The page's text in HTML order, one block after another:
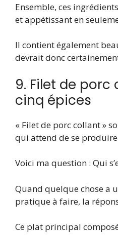
Ensemble, ces
et appétissant en
Il contient également
devrait donc
9. Filet de porc
cinq épices
« Filet de porc collant »
qui attend de se
Voici ma question : Qui
Quand quelque chose a
pratique à faire, la
Ce plat principal